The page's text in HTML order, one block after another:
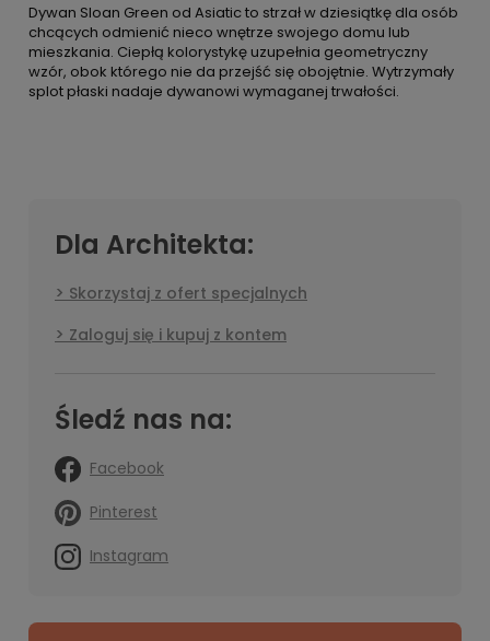
Dywan Sloan Green od Asiatic to strzał w dziesiątkę dla osób
chcących odmienić nieco wnętrze swojego domu lub
mieszkania. Ciepłą kolorystykę uzupełnia geometryczny
wzór, obok którego nie da przejść się obojętnie. Wytrzymały
splot płaski nadaje dywanowi wymaganej trwałości.
Dla Architekta:
Skorzystaj z ofert specjalnych
Zaloguj się i kupuj z kontem
Śledź nas na:
Facebook
Pinterest
Instagram